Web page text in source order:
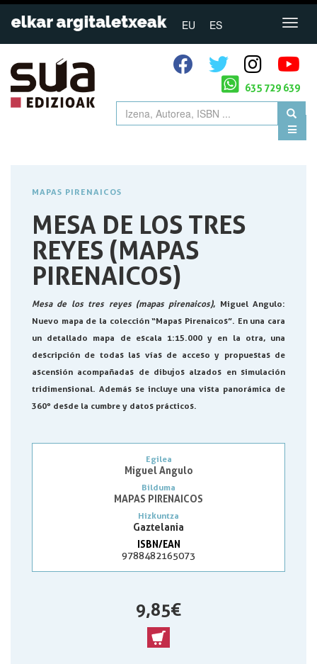
EU ES
635 729 639
MAPAS PIRENAICOS
MESA DE LOS TRES
REYES (MAPAS
PIRENAICOS)
Mesa de los tres reyes (mapas pirenaicos), Miguel Angulo:
Nuevo mapa de la colección “Mapas Pirenaicos”. En una cara
un detallado mapa de escala 1:15.000 y en la otra, una
descripción de todas las vías de acceso y propuestas de
ascensión acompañadas de dibujos alzados en simulación
tridimensional. Además se incluye una vista panorámica de
360º desde la cumbre y datos prácticos.
Egilea
Miguel Angulo
Bilduma
MAPAS PIRENAICOS
Hizkuntza
Gaztelania
ISBN/EAN
9788482165073
9,85 €